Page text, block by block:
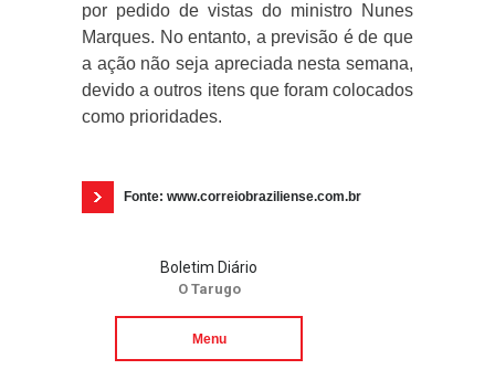
por pedido de vistas do ministro Nunes
Marques. No entanto, a previsão é de que
a ação não seja apreciada nesta semana,
devido a outros itens que foram colocados
como prioridades.
Fonte: www.correiobraziliense.com.br
Boletim Diário
O Tarugo
Menu